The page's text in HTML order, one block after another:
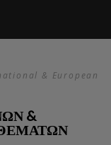
& European
&